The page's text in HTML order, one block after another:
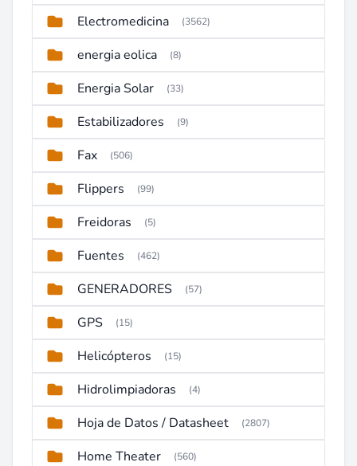
Electromedicina (3562)
energia eolica (8)
Energia Solar (33)
Estabilizadores (9)
Fax (506)
Flippers (99)
Freidoras (5)
Fuentes (462)
GENERADORES (57)
GPS (15)
Helicópteros (15)
Hidrolimpiadoras (4)
Hoja de Datos / Datasheet (2807)
Home Theater (560)